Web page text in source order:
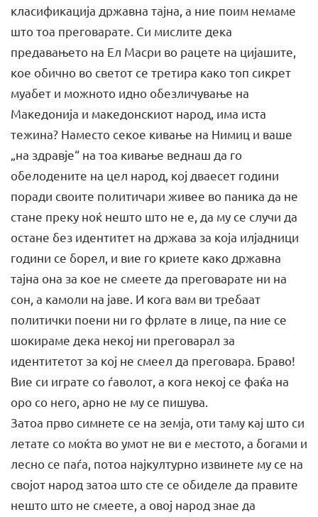
класификација државна тајна, а ние поим немаме
што тоа преговарате. Си мислите дека
предавањето на Ел Масри во рацете на цијашите,
кое обично во светот се третира како топ сикрет
муабет и можното идно обезличување на
Македонија и македонскиот народ, има иста
тежина? Наместо секое кивање на Нимиц и ваше
„на здравје“ на тоа кивање веднаш да го
обелодените на цел народ, кој дваесет години
поради своите политичари живее во паника да не
стане преку ноќ нешто што не е, да му се случи да
остане без идентитет на држава за која илјадници
години се борел, и вие го криете како државна
тајна она за кое не смеете да преговарате ни на
сон, а камоли на јаве. И кога вам ви требаат
политички поени ни го фрлате в лице, па ние се
шокираме дека некој ни преговарал за
идентитетот за кој не смеел да преговара. Браво!
Вие си играте со ѓаволот, а кога некој се фаќа на
оро со него, арно не му се пишува.
Затоа прво симнете се на земја, оти таму кај што си
летате со моќта во умот не ви е местото, а богами и
лесно се паѓа, потоа најкултурно извинете му се на
својот народ затоа што сте се обиделе да правите
нешто што не смеете, а овој народ знае да